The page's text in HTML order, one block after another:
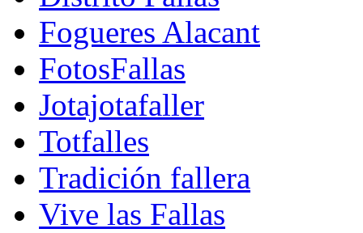
Fogueres Alacant
FotosFallas
Jotajotafaller
Totfalles
Tradición fallera
Vive las Fallas